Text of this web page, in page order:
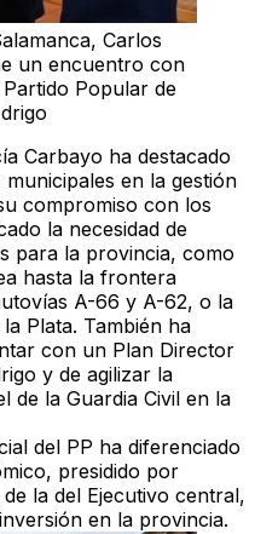
Carlos
un encuentro con
Popular de
Carbayo ha destacado
en la gestión
compromiso con los
la necesidad de
para la provincia, como
hasta la frontera
A-66 y A-62, o la
Plata. También ha
con un Plan Director
y de agilizar la
de la Guardia Civil en la
del PP ha diferenciado
presidido por
la del Ejecutivo central,
en la provincia.